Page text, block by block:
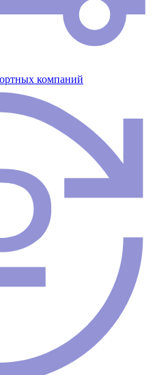
компаний